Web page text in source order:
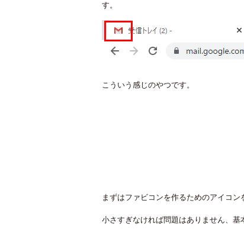
す。
こういう感じのやつです。
まずはファビコンを作るためのアイコン
小さすぎなければ問題はありません、基